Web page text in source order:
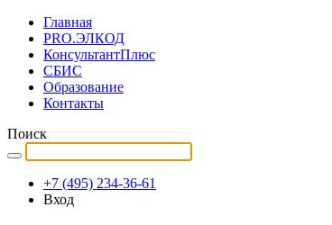
Главная
PRO.ЭЛКОД
КонсультантПлюс
СБИС
Образование
Контакты
Поиск
+7 (495) 234-36-61
Вход